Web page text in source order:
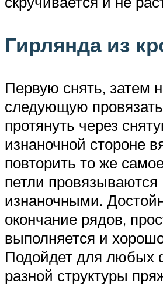
Гирлянда из
Первую снять, затем
следующую
протянуть через
изнаночной стороне
повторить то же
петли провязываются
изнаночными.
окончание рядов,
выполняется и
Подойдет для любых
разной структуры